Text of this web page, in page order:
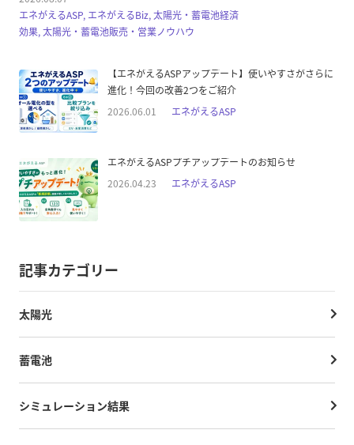
エネがえるASP, エネがえるBiz, 太陽光・蓄電池経済
効果, 太陽光・蓄電池販売・営業ノウハウ
【エネがえるASPアップデート】使いやすさがさらに
進化！今回の改善2つをご紹介
2026.06.01
エネがえるASP
エネがえるASPプチアップデートのお知らせ
2026.04.23
エネがえるASP
記事カテゴリー
太陽光
蓄電池
シミュレーション結果